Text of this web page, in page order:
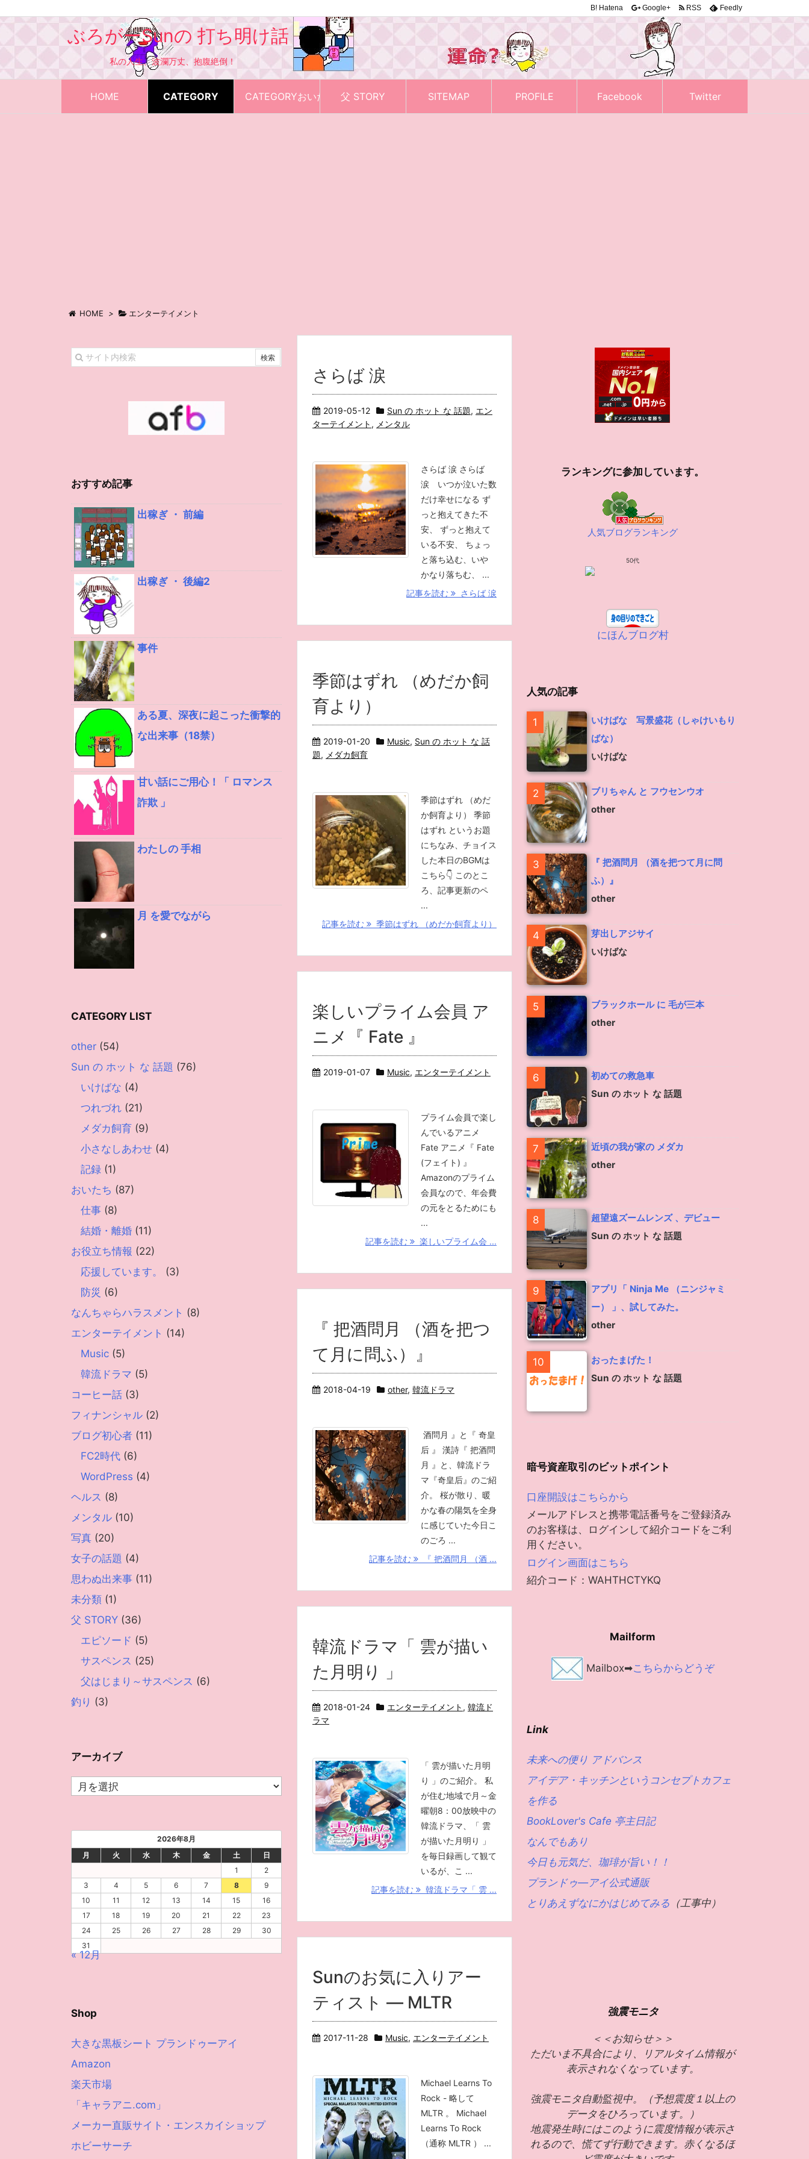
ぶろがーSunの 打ち明け話
私の人生、波瀾万丈、抱腹絶倒！
HOME CATEGORY CATEGORYおいたち 父 STORY SITEMAP PROFILE Facebook Twitter
B! Hatena Google+ RSS Feedly
HOME > エンターテイメント
さらば 涙
2019-05-12 Sun の ホット な 話題, エン
ターテイメント , メンタル
さらば 涙 さらば
涙 いつか泣いた数
だけ幸せになる ず
っと抱えてきた不
安、 ずっと抱えて
いる不安、 ちょっ
と落ち込む、いや
かなり落ちむ、 ...
記事を読む
さらば 涙
季節はずれ （めだか飼
育より）
2019-01-20 Music, Sun の ホット な 話
題, メダカ飼育
季節はずれ （めだ
か飼育より） 季節
はずれ というお題
にちなみ、チョイス
した本日のBGMは
こちら👇 このとこ
ろ、記事更新のペ
...
記事を読む
季節はずれ （めだか飼育より）
楽しいプライム会員 ア
ニメ『 Fate 』
2019-01-07 Music, エンターテイメント
プライム会員で楽し
んでいるアニメ
Fate アニメ『 Fate
(フェイト) 』
Amazonのプライム
会員なので、年会費
の元をとるためにも
...
記事を読む
楽しいプライム会 ...
『 把酒問月 （酒を把つ
て月に問ふ）』
2018-04-19 other, 韓流ドラマ
酒問月 』と『 奇皇
后 』 漢詩『 把酒問
月 』と、韓流ドラ
マ『奇皇后』のご紹
介。 桜が散り、暖
かな春の陽気を全身
に感じていた今日こ
のごろ ...
記事を読む
『 把酒問月 （酒 ...
韓流ドラマ「 雲が描い
た月明り 」
2018-01-24 エンターテイメント , 韓流ド
ラマ
「 雲が描いた月明
り 」のご紹介。 私
が住む地域で月～金
曜朝8：00放映中の
韓流ドラマ、「 雲
が描いた月明り 」
を毎日録画して観て
いるが、こ ...
記事を読む
韓流ドラマ「 雲 ...
Sunのお気に入りアー
ティスト ― MLTR
2017-11-28 Music, エンターテイメント
Michael Learns To
Rock - 略して
MLTR 。 Michael
Learns To Rock
（通称 MLTR ） ...
おすすめ記事
出稼ぎ ・ 前編
出稼ぎ ・ 後編2
事件
ある夏、深夜に起こった衝撃的
な出来事（18禁）
甘い話にご用心！「 ロマンス
詐欺 」
わたしの 手相
月 を愛でながら
CATEGORY LIST
other (54)
Sun の ホット な 話題 (76)
いけばな (4)
つれづれ (21)
メダカ飼育 (9)
小さなしあわせ (4)
記録 (1)
おいたち (87)
仕事 (8)
結婚・離婚 (11)
お役立ち情報 (22)
応援しています。
(3)
防災 (6)
なんちゃらハラスメント (8)
エンターテイメント (14)
Music (5)
韓流ドラマ (5)
コーヒー話 (3)
フィナンシャル (2)
ブログ初心者 (11)
FC2時代 (6)
WordPress (4)
ヘルス (8)
メンタル (10)
写真 (20)
女子の話題 (4)
思わぬ出来事 (11)
未分類 (1)
父 STORY (36)
エピソード (5)
サスペンス (25)
父はじまり～サスペンス (6)
釣り (3)
アーカイブ
ア
ー
イ
2026年8月
月
火 水 木 金 土
日
1
2
3
4 5 6 7 8
9
10
11 12 13 14 15
16
17
18 19 20 21 22
23
24
25 26 27 28 29
30
31
« 12月
Shop
大きな黒板シート プランドゥーアイ
Amazon
楽天市場
「キャラアニ.com」
メーカー直販サイト・エンスカイショップ
ホビーサーチ
ランキングに参加しています。
人気ブログランキング
50代
にほんブログ村
人気の記事
1
いけばな 写景盛花（しゃけいもり
ばな）
いけばな
2
ブリちゃん と フウセンウオ
other
3
『 把酒問月 （酒を把つて月に問
ふ）』
other
4
芽出しアジサイ
いけばな
5
ブラックホール に 毛が三本
other
6
初めての救急車
Sun の ホット な 話題
7
近頃の我が家の メダカ
other
8
超望遠ズームレンズ 、デビュー
Sun の ホット な 話題
9
アプリ「 Ninja Me （ニンジャミ
ー） 」、試してみた。
other
10
おったまげた！
Sun の ホット な 話題
暗号資産取引のビットポイント
口座開設はこちらから
メールアドレスと携帯電話番号をご登録済み
のお客様は、ログインして紹介コードをご利
用ください。
ログイン画面はこちら
紹介コード：WAHTHCTYKQ
Mailform
Mailbox➡こちらからどうぞ
Link
未来への便り アドバンス
アイデア・キッチンというコンセプトカフェ
を作る
BookLover's Cafe 亭主日記
なんでもあり
今日も元気だ、珈琲が旨い！！
プランドゥ―アイ公式通販
とりあえずなにかはじめてみる （工事中）
強震モニタ
＜＜お知らせ＞＞
ただいま不具合により、リアルタイム情報が
表示されなくなっています。
強震モニタ自動監視中。（予想震度１以上の
データをひろっています。）
地震発生時にはこのように震度情報が表示さ
れるので、慌てず行動できます。赤くなるほ